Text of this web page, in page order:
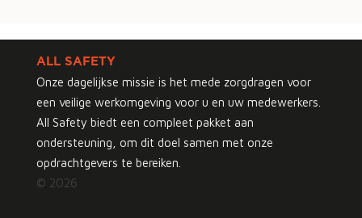
ALL SAFETY
Onze dagelijkse missie is het mede zorgdragen voor
een veilige werkomgeving voor u en uw medewerkers.
All Safety biedt een compleet pakket aan
ondersteuning, om dit doel samen met onze
opdrachtgevers te bereiken.
© 2026